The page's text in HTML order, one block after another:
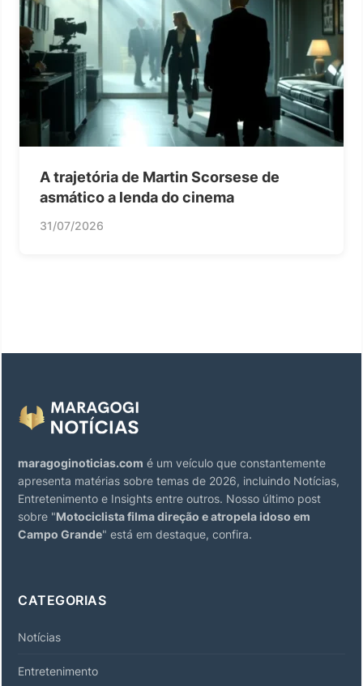
A trajetória de Martin Scorsese de
asmático a lenda do cinema
31/07/2026
maragoginoticias.com é um veículo que constantemente
apresenta matérias sobre temas de 2026, incluindo Notícias,
Entretenimento e Insights entre outros. Nosso último post
sobre "Motociclista filma direção e atropela idoso em
Campo Grande" está em destaque, confira.
CATEGORIAS
Notícias
Entretenimento